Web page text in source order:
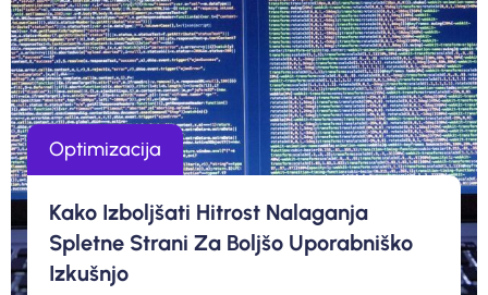
Optimizacija
Kako Izboljšati Hitrost Nalaganja
Spletne Strani Za Boljšo Uporabniško
Izkušnjo